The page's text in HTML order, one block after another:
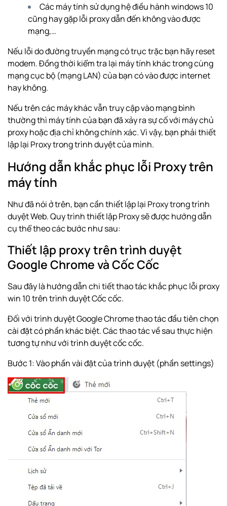
Các máy tính sử dụng hệ điều hành windows 10
cũng hay gặp lỗi proxy dẫn đến không vào được
mạng,…
Nếu lỗi do đường truyền mạng có trục trặc bạn hãy reset
modem. Đồng thời kiểm tra lại máy tính khác trong cùng
mạng cục bộ (mạng LAN) của bạn có vào được internet
hay không.
Nếu trên các máy khác vẫn truy cập vào mạng bình
thường thì máy tính của bạn đã xảy ra sự cố với máy chủ
proxy hoặc địa chỉ không chính xác. Vì vậy, bạn phải thiết
lập lại Proxy trong trình duyệt của mình.
Hướng dẫn khắc phục lỗi Proxy trên
máy tính
Như đã nói ở trên, bạn cần thiết lập lại Proxy trong trình
duyệt Web. Quy trình thiết lập Proxy sẽ được hướng dẫn
cụ thể theo các bước như sau:
Thiết lập proxy trên trình duyệt
Google Chrome và Cốc Cốc
Sau đây là hướng dẫn chi tiết thao tác khắc phục lỗi proxy
win 10 trên trình duyệt Cốc cốc.
Đối với trình duyệt Google Chrome thao tác đầu tiên chọn
cài đặt có phần khác biệt. Các thao tác về sau thực hiện
tương tự như với trình duyệt cốc cốc.
Bước 1: Vào phần vài đặt của trình duyệt (phần settings)